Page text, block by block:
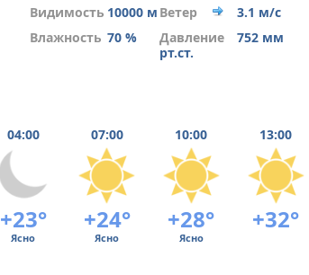
Видимость 10000 м Ветер
3.1 м/с
Влажность 70 % Давление
752 мм
рт.ст.
04:00 07:00 10:00 13:00
+23° +24° +28° +32°
Ясно Ясно Ясно